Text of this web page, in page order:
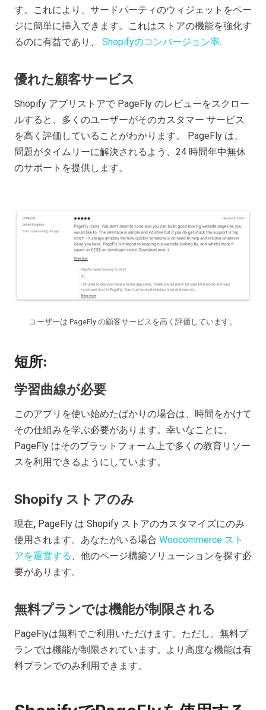
す。これにより、サードパーティのウィジェットをペー
ジに簡単に挿入できます。これはストアの機能を強化す
るのに有益であり、
Shopifyのコンバージョン率.
優れた顧客サービス
Shopify アプリストアで PageFly のレビューをスクロー
ルすると、多くのユーザーがそのカスタマー サービス
を高く評価していることがわかります。 PageFly は、
問題がタイムリーに解決されるよう、24 時間年中無休
のサポートを提供します。
ユーザーは PageFly の顧客サービスを高く評価しています。
短所:
学習曲線が必要
このアプリを使い始めたばかりの場合は、時間をかけて
その仕組みを学ぶ必要があります。幸いなことに、
PageFly はそのプラットフォーム上で多くの教育リソー
スを利用できるようにしています。
Shopify ストアのみ
現在, PageFly は Shopify ストアのカスタマイズにのみ
使用されます。あなたがいる場合 Woocommerce スト
アを運営する 、他のページ構築ソリューションを探す必
要があります。
無料プランでは機能が制限される
PageFlyは無料でご利用いただけます。ただし、無料プ
ランでは機能が制限されています。より高度な機能は有
料プランでのみ利用できます。